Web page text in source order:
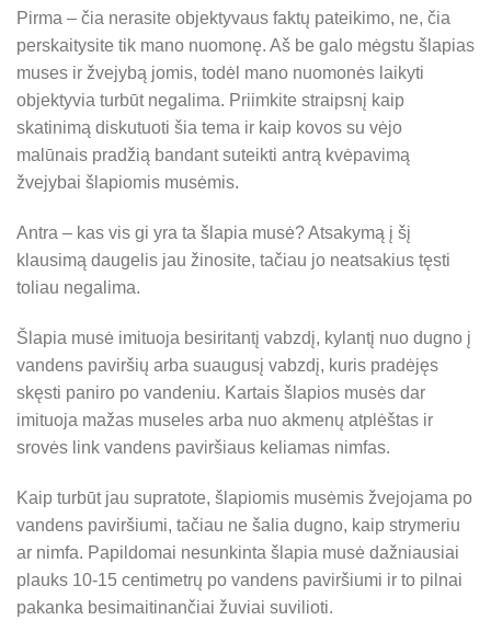
Pirma – čia nerasite objektyvaus faktų pateikimo, ne, čia
perskaitysite tik mano nuomonę. Aš be galo mėgstu šlapias
muses ir žvejybą jomis, todėl mano nuomonės laikyti
objektyvia turbūt negalima. Priimkite straipsnį kaip
skatinimą diskutuoti šia tema ir kaip kovos su vėjo
malūnais pradžią bandant suteikti antrą kvėpavimą
žvejybai šlapiomis musėmis.
Antra – kas vis gi yra ta šlapia musė? Atsakymą į šį
klausimą daugelis jau žinosite, tačiau jo neatsakius tęsti
toliau negalima.
Šlapia musė imituoja besiritantį vabzdį, kylantį nuo dugno į
vandens paviršių arba suaugusį vabzdį, kuris pradėjęs
skęsti paniro po vandeniu. Kartais šlapios musės dar
imituoja mažas museles arba nuo akmenų atplėštas ir
srovės link vandens paviršiaus keliamas nimfas.
Kaip turbūt jau supratote, šlapiomis musėmis žvejojama po
vandens paviršiumi, tačiau ne šalia dugno, kaip strymeriu
ar nimfa. Papildomai nesunkinta šlapia musė dažniausiai
plauks 10-15 centimetrų po vandens paviršiumi ir to pilnai
pakanka besimaitinančiai žuviai suvilioti.